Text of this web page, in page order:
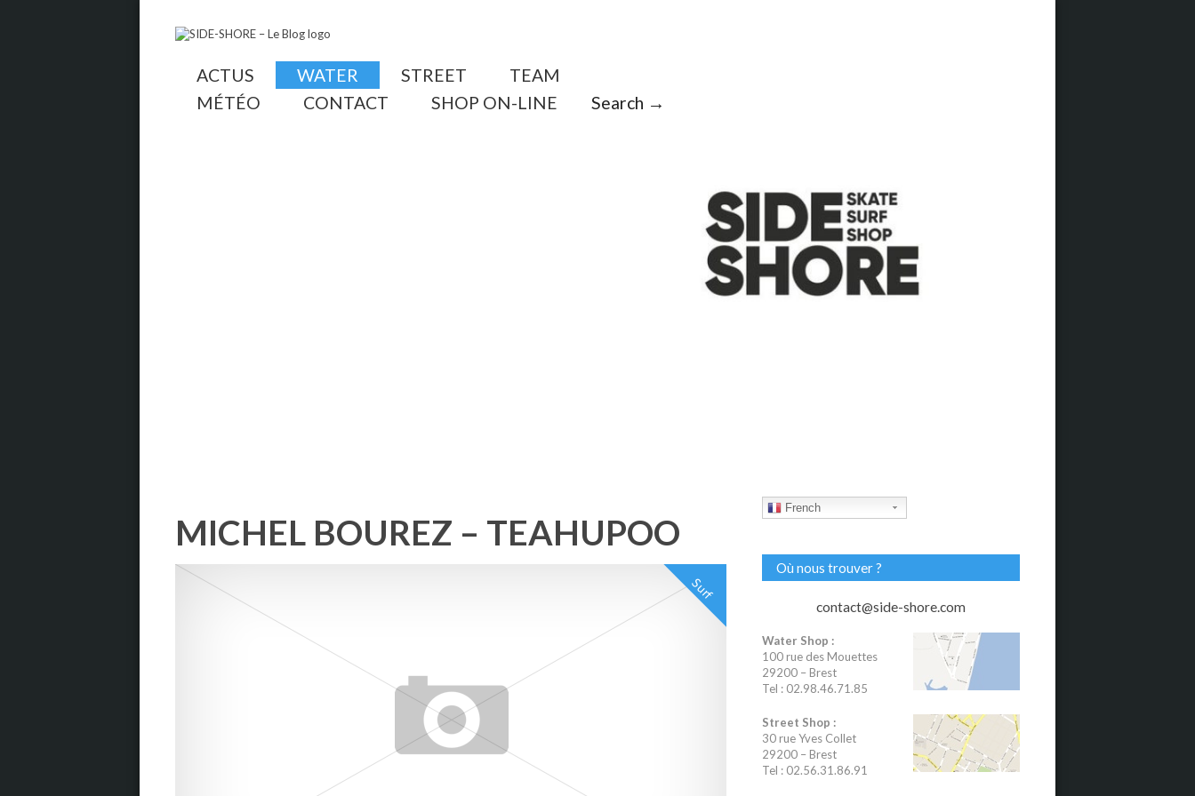
ACTUS WATER STREET
TEAM
MÉTÉO
CONTACT SHOP ON-LINE Search →
MICHEL BOUREZ – TEAHUPOO
Surf
French
Où nous trouver ?
contact@side-shore.com
Water Shop :
100 rue des Mouettes
29200 – Brest
Tel : 02.98.46.71.85
Street Shop :
30 rue Yves Collet
29200 – Brest
Tel : 02.56.31.86.91